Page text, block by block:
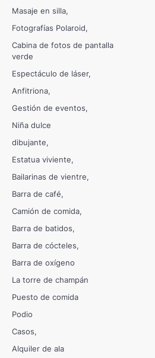
Masaje en silla
Fotografías Polaroid
Cabina de fotos de pantalla
verde
Espectáculo de láser
Anfitriona
Gestión de eventos
Niña dulce
dibujante
Estatua viviente
Bailarinas de vientre
Barra de café
Camión de comida
Barra de batidos
Barra de cócteles
Barra de oxígeno
La torre de champán
Puesto de comida
Podio
Casos
Alquiler de ala